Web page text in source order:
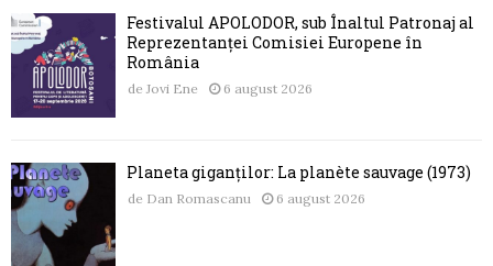
Festivalul APOLODOR, sub Înaltul Patronaj al
Reprezentanței Comisiei Europene în
România
de Jovi Ene 6 august 2026
Planeta giganților: La planète sauvage (1973)
de Dan Romascanu 6 august 2026